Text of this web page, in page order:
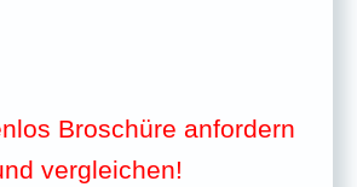
Broschüre anfordern
vergleichen!